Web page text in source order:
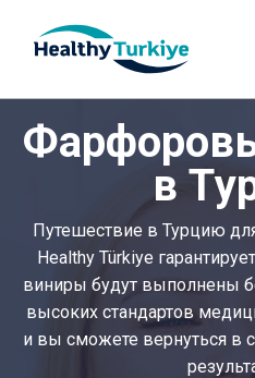
p
t
e
n
t
в
Путешествие в Турцию
Healthy Türkiye
виниры будут выполнены
высоких стандартов
и вы сможете вернуться в